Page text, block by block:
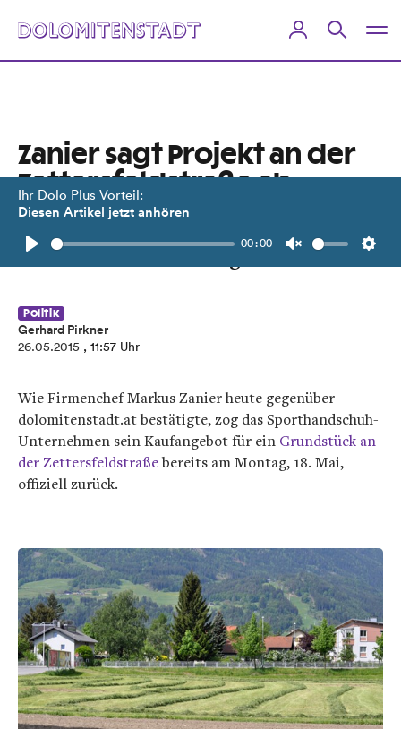
Ihr Dolo Plus Vorteil:
Diesen Artikel jetzt anhören
Play
00:00
Unmute
Zanier sagt Projekt an der
Zettersfeldstraße ab
Stadtrat und Bürgermeisterin
hüllten sich in Schweigen.
Politik
Gerhard Pirkner
26.05.2015 , 11:57 Uhr
Wie Firmenchef Markus Zanier heute gegenüber
dolomitenstadt.at bestätigte, zog das Sporthandschuh-
Unternehmen sein Kaufangebot für ein Grundstück an
der Zettersfeldstraßebereits am Montag, 18. Mai,
offiziell zurück.